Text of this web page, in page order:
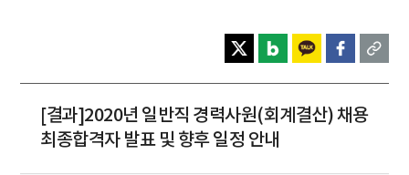
[결과]2020년 일반직 경력사원(회계결산) 채용
최종합격자 발표 및 향후 일정 안내